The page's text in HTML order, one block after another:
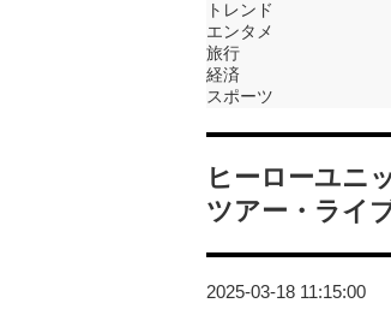
トレンド
エンタメ
旅行
経済
スポーツ
ヒーローユニ
ツアー・ライ
2025-03-18 11:15:00